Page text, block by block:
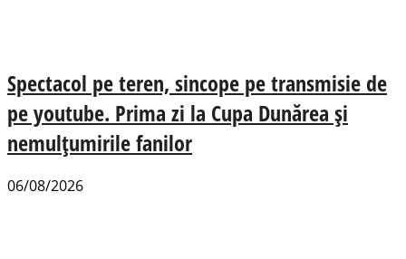
Spectacol pe teren, sincope pe transmisie de
pe youtube. Prima zi la Cupa Dunărea și
nemulțumirile fanilor
06/08/2026